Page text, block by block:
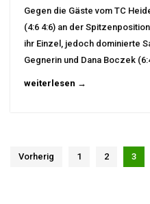
Gegen die Gäste vom TC
(4:6 4:6) an der
ihr Einzel, jedoch dominierte
Gegnerin und Dana Boczek
weiterlesen →
Vorherig 1 2 3